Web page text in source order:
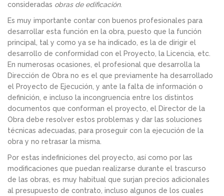
consideradas obras de edificación.
Es muy importante contar con buenos profesionales para
desarrollar esta función en la obra, puesto que la función
principal, tal y como ya se ha indicado, es la de dirigir el
desarrollo de conformidad con el Proyecto, la Licencia, etc.
En numerosas ocasiones, el profesional que desarrolla la
Dirección de Obra no es el que previamente ha desarrollado
el Proyecto de Ejecución, y ante la falta de información o
definición, e incluso la incongruencia entre los distintos
documentos que conforman el proyecto, el Director de la
Obra debe resolver estos problemas y dar las soluciones
técnicas adecuadas, para proseguir con la ejecución de la
obra y no retrasar la misma.
Por estas indefiniciones del proyecto, así como por las
modificaciones que puedan realizarse durante el trascurso
de las obras, es muy habitual que surjan precios adicionales
al presupuesto de contrato, incluso algunos de los cuales